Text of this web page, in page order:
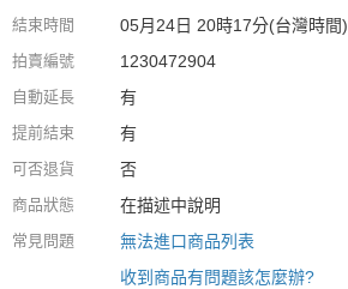
結束時間 05月24日 20時17分(台灣時間)
拍賣編號 1230472904
自動延長 有
提前結束 有
可否退貨 否
商品狀態 在描述中說明
常見問題
無法進口商品列表
收到商品有問題該怎麼辦?